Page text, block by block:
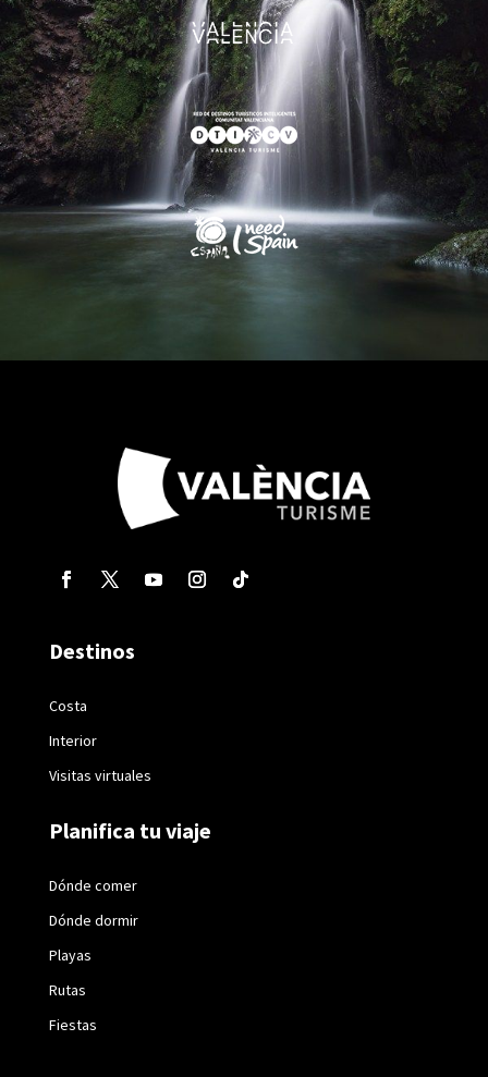
Destinos
Costa
Interior
Visitas virtuales
Planifica tu viaje
Dónde comer
Dónde dormir
Playas
Rutas
Fiestas